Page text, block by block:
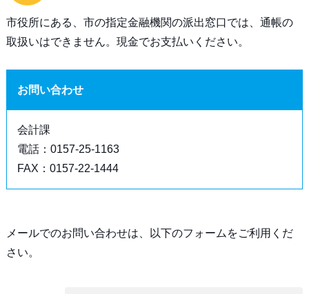
市役所にある、市の指定金融機関の派出窓口では、通帳の
取扱いはできません。現金でお支払いください。
お問い合わせ
会計課
電話：0157-25-1163
FAX：0157-22-1444
メールでのお問い合わせは、以下のフォームをご利用くだ
さい。